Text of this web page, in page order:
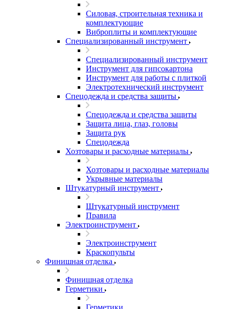
Силовая, строительная техника и
комплектующие
Виброплиты и комплектующие
Специализированный инструмент
Специализированный инструмент
Инструмент для гипсокартона
Инструмент для работы с плиткой
Электротехнический инструмент
Спецодежда и средства защиты
Спецодежда и средства защиты
Защита лица, глаз, головы
Защита рук
Спецодежда
Хозтовары и расходные материалы
Хозтовары и расходные материалы
Укрывные материалы
Штукатурный инструмент
Штукатурный инструмент
Правила
Электроинструмент
Электроинструмент
Краскопульты
Финишная отделка
Финишная отделка
Герметики
Герметики